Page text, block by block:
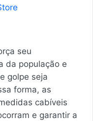
seu
da população e
golpe seja
forma, as
cabíveis
e garantir a